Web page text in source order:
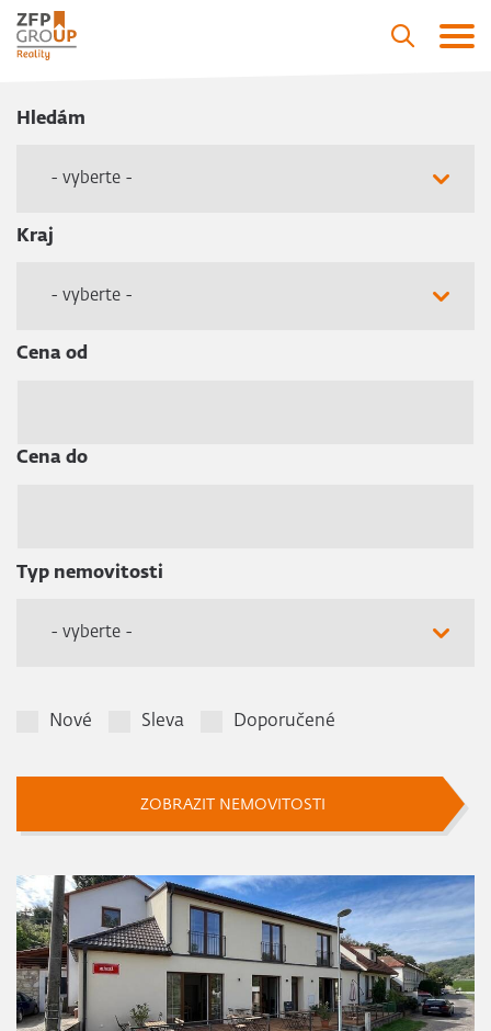
Hledám
- vyberte -
Kraj
- vyberte -
Cena od
Cena do
Typ nemovitosti
- vyberte -
Nové Sleva Doporučené
ZOBRAZIT NEMOVITOSTI